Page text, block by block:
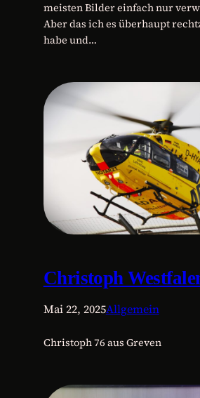
meisten Bilder einfach nur
Aber das ich es überhaupt
habe und…
Christoph
Mai 22, 2025Allgemein
Christoph 76 aus Greven